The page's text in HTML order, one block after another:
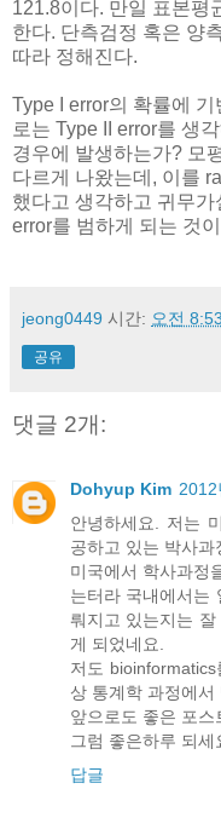
121.8이다. 만일 표본평
한다. 단측검정 혹은 양
따라 정해진다.
Type I error의 확률에
로는 Type II error를 생
경우에 발생하는가? 모
다르게 나왔는데, 이를
했다고 생각하고 귀무가
error를 범하게 되는 것
jeong0449 시간: 오전 8:53
공유
댓글 2개:
Dohyup Kim
안녕하세요. 저는
공하고 있는 박사과
미국에서 학사과정
는터라 국내에서는
뤄지고 있는지는
게 되었네요.
저도
상 통계학 과정에서
앞으로도 좋은 포스
그럼 좋은하루 되세
답글